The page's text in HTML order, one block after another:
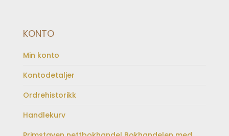
KONTO
Min konto
Kontodetaljer
Ordrehistorikk
Handlekurv